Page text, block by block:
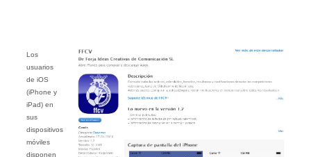
Los
usuarios
de iOS
(iPhone y
iPad) en
sus
dispositivos
móviles
disponen